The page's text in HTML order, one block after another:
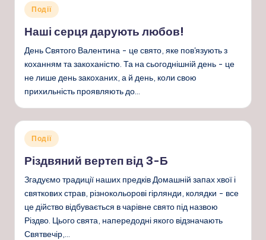
Опубліковано
Події
Наші серця дарують любов!
День Святого Валентина - це свято, яке пов'язують з
коханням та закоханістю. Та на сьогоднішній день - це
не лише день закоханих, а й день, коли свою
прихильність проявляють до…
Опубліковано
Події
Різдвяний вертеп від 3-Б
Згадуємо традиції наших предків Домашній запах хвої і
святкових страв, різнокольорові гірлянди, колядки - все
це дійство відбувається в чарівне свято під назвою
Різдво. Цього свята, напередодні якого відзначають
Святвечір,…